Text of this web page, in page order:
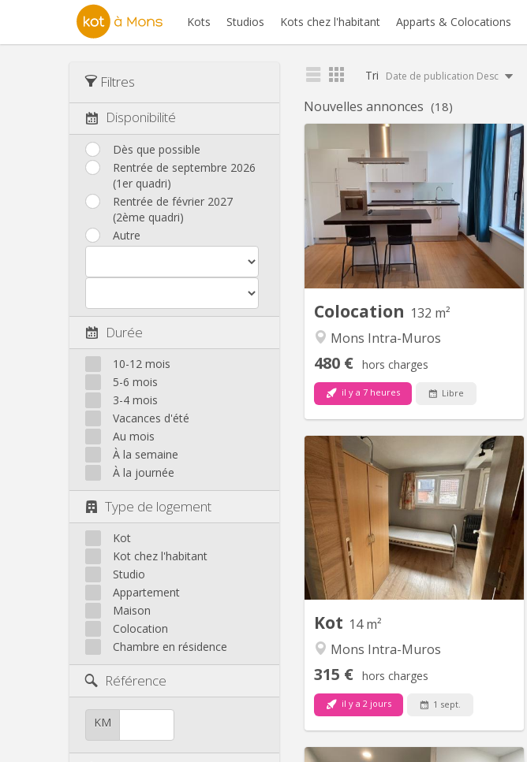
Kots Studios Kots chez l'habitant Apparts & Colocations
Filtres
Disponibilité
Dès que possible
Rentrée de septembre 2026
(1er quadri)
Rentrée de février 2027
(2ème quadri)
Autre
Durée
10-12 mois
5-6 mois
3-4 mois
Vacances d'été
Au mois
À la semaine
À la journée
Type de logement
Kot
Kot chez l'habitant
Studio
Appartement
Maison
Colocation
Chambre en résidence
Référence
KM
Tri Date de publication Desc
Nouvelles annonces (18)
Colocation 132 m²
Mons Intra-Muros
480 € hors charges
il y a 7 heures Libre
KM 2297
Colocation en plein cœur du centre de
Mons (à 220 m de la Grand Place).
Entièrement rénové pour accueillir 2
étudiants (potentiellement un 3ème en
janvier 2027) La partie commune se
situe au 1er étage : grand séjour de
40m² comprenant la cuisine, le coin
repas et le salon Les parties privative...
Kot 14 m²
Mons Intra-Muros
315 € hors charges
il y a 2 jours 1 sept.
KM 2376
1 kot comprenant lavabo. Douche et
cuisine commune pour 2 locataires.
Loyer 315, 00€ toutes charges
comprises (sauf internet +/-15€ par
mois). 11 mois de location minimum. 2
mois de garantie locative.